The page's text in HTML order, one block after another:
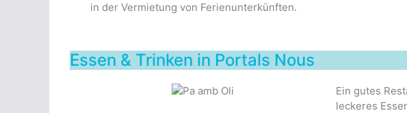
in der Vermietung von Ferienunterkünften.
Essen & Trinken in Portals Nous
Ein gutes
leckeres